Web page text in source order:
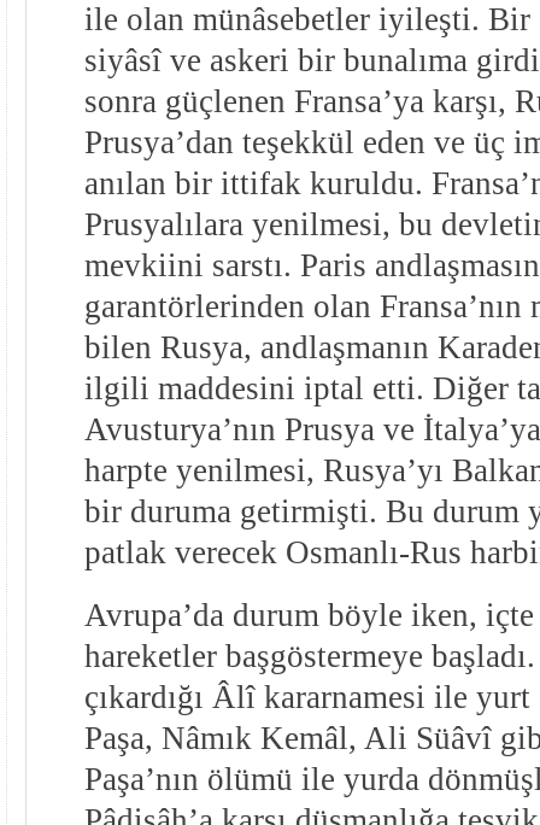
ile olan münâsebetler iyileşti. Bir
siyâsî ve askeri bir bunalıma
sonra güçlenen Fransa’ya karşı,
Prusya’dan teşekkül eden ve üç
anılan bir ittifak kuruldu.
Prusyalılara yenilmesi, bu
mevkiini sarstı. Paris
garantörlerinden olan
bilen Rusya, andlaşmanın
ilgili maddesini iptal etti. Diğer
Avusturya’nın Prusya ve
harpte yenilmesi, Rusya’yı
bir duruma getirmişti. Bu durum
patlak verecek Osmanlı-Rus
Avrupa’da durum böyle iken,
hareketler başgöstermeye
çıkardığı Âlî kararnamesi ile yurt
Paşa, Nâmık Kemâl, Ali Süâvî
Paşa’nın ölümü ile yurda